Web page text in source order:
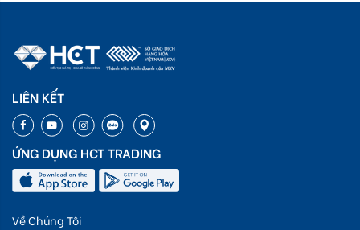
LIÊN KẾT
ỨNG DỤNG HCT TRADING
Về Chúng Tôi